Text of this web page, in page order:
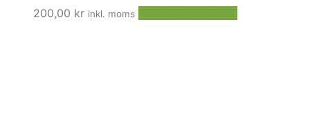
200,00 kr inkl. moms